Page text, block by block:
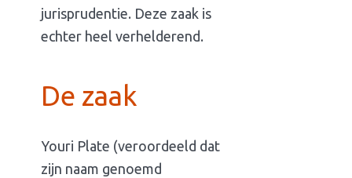
jurisprudentie. Deze zaak is
echter heel verhelderend.
De zaak
Youri Plate (veroordeeld dat
zijn naam genoemd